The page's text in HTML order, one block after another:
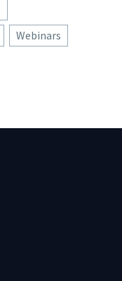
Webinars